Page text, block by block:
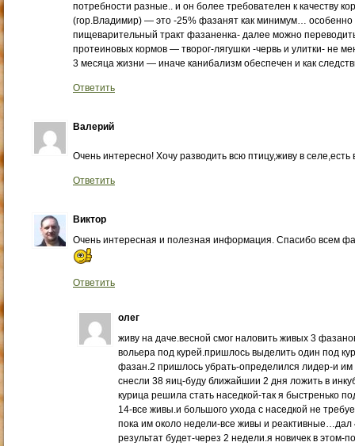
потребности разные.. и он более требователен к качеству
(гор.Владимир) — это -25% фазанят как минимум…
пищеварительный тракт фазаненка- далее можно
протеиновых кормов — творог-лягушки -червь и улитки- не
3 месяца жизни — иначе канибализм обеспечен и как
Ответить
Валерий
Очень интересно! Хочу разводить всю птицу,живу в
Ответить
Виктор
Очень интересная и полезная информация. Спасибо всем
Ответить
олег
живу на даче.весной смог наловить живых 3
вольера под курей.пришлось выделить один под
фазан.2 пришлось убрать-определился лидер-и
снесли 38 яиц-буду ближайшии 2 дня ложить в
курица решила стать наседкой-так я быстренько
14-все живы.и большого ухода с наседкой не
пока им около недели-все живы и
результат будет-через 2 недели.я новичек в этом-